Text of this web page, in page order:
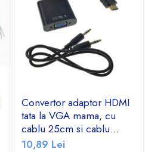
Convertor adaptor HDMI
tata la VGA mama, cu
cablu 25cm si cablu
audio jack 3.5mm tata-tata
10,89 Lei